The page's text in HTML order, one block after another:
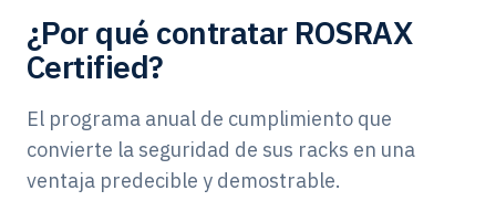
¿Por qué contratar ROSRAX
Certified?
El programa anual de cumplimiento que
convierte la seguridad de sus racks en una
ventaja predecible y demostrable.